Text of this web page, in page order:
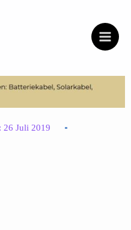
26 Juli 2019